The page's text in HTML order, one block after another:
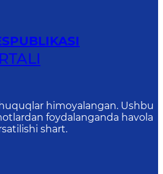
himoyalangan. Ushbu
foydalanganda havola
shart.